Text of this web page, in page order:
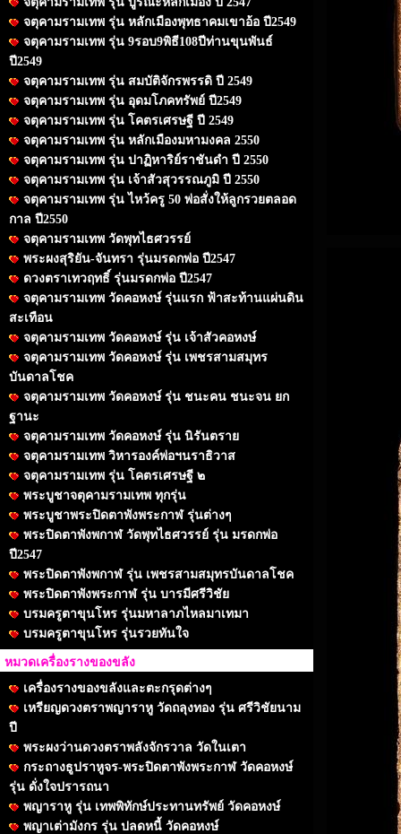
จตุคามรามเทพ รุ่น หลักเมืองพุทธาคมเขาอ้อ ปี2549
จตุคามรามเทพ รุ่น 9รอบ9พิธี108ปีท่านขุนพันธ์
ปี2549
จตุคามรามเทพ รุ่น สมบัติจักรพรรดิ ปี 2549
จตุคามรามเทพ รุ่น อุดมโภคทรัพย์ ปี2549
จตุคามรามเทพ รุ่น โคตรเศรษฐี ปี 2549
จตุคามรามเทพ รุ่น หลักเมืองมหามงคล 2550
จตุคามรามเทพ รุ่น ปาฏิหาริย์ราชันดำ ปี 2550
จตุคามรามเทพ รุ่น เจ้าสัวสุวรรณภูมิ ปี 2550
จตุคามรามเทพ รุ่น ไหว้ครู 50 พ่อสั่งให้ลูกรวยตลอด
กาล ปี2550
จตุคามรามเทพ วัดพุทไธศวรรย์
พระผงสุริยัน-จันทรา รุ่นมรดกพ่อ ปี2547
ดวงตราเทวฤทธิ์ รุ่นมรดกพ่อ ปี2547
จตุคามรามเทพ วัดคอหงษ์ รุ่นแรก ฟ้าสะท้านแผ่นดิน
สะเทือน
จตุคามรามเทพ วัดคอหงษ์ รุ่น เจ้าสัวคอหงษ์
จตุคามรามเทพ วัดคอหงษ์ รุ่น เพชรสามสมุทร
บันดาลโชค
จตุคามรามเทพ วัดคอหงษ์ รุ่น ชนะคน ชนะจน ยก
ฐานะ
จตุคามรามเทพ วัดคอหงษ์ รุ่น นิรันตราย
จตุคามรามเทพ วิหารองค์พ่อฯนราธิวาส
จตุคามรามเทพ รุ่น โคตรเศรษฐี ๒
พระบูชาจตุคามรามเทพ ทุกรุ่น
พระบูชาพระปิดตาพังพระกาฬ รุ่นต่างๆ
พระปิดตาพังพกาฬ วัดพุทไธศวรรย์ รุ่น มรดกพ่อ
ปี2547
พระปิดตาพังพกาฬ รุ่น เพชรสามสมุทรบันดาลโชค
พระปิดตาพังพระกาฬ รุ่น บารมีศรีวิชัย
บรมครูตาขุนโหร รุ่นมหาลาภไหลมาเทมา
บรมครูตาขุนโหร รุ่นรวยทันใจ
หมวดเครื่องรางของขลัง
เครื่องรางของขลังและตะกรุดต่างๆ
เหรียญดวงตราพญาราหู วัดถลุงทอง รุ่น ศรีวิชัยนาม
ปี
พระผงว่านดวงตราพลังจักรวาล วัดในเตา
กระถางธูปราหูจร-พระปิดตาพังพระกาฬ วัดคอหงษ์
รุ่น ดั่งใจปรารถนา
พญาราหู รุ่น เทพพิทักษ์ประทานทรัพย์ วัดคอหงษ์
พญาเต่ามังกร รุ่น ปลดหนี้ วัดคอหงษ์